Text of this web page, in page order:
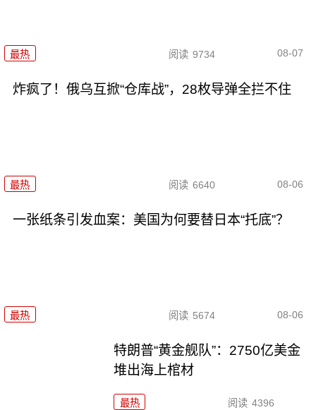
最热 阅读 9734 08-07
炸疯了！俄乌互掀“仓库战”，28枚导弹全拦不住
最热 阅读 6640 08-06
一张纸条引发血案：美国为何要替日本“托底”？
最热 阅读 5674 08-06
特朗普“黄金舰队”：2750亿美金
堆出海上棺材
最热 阅读 4396